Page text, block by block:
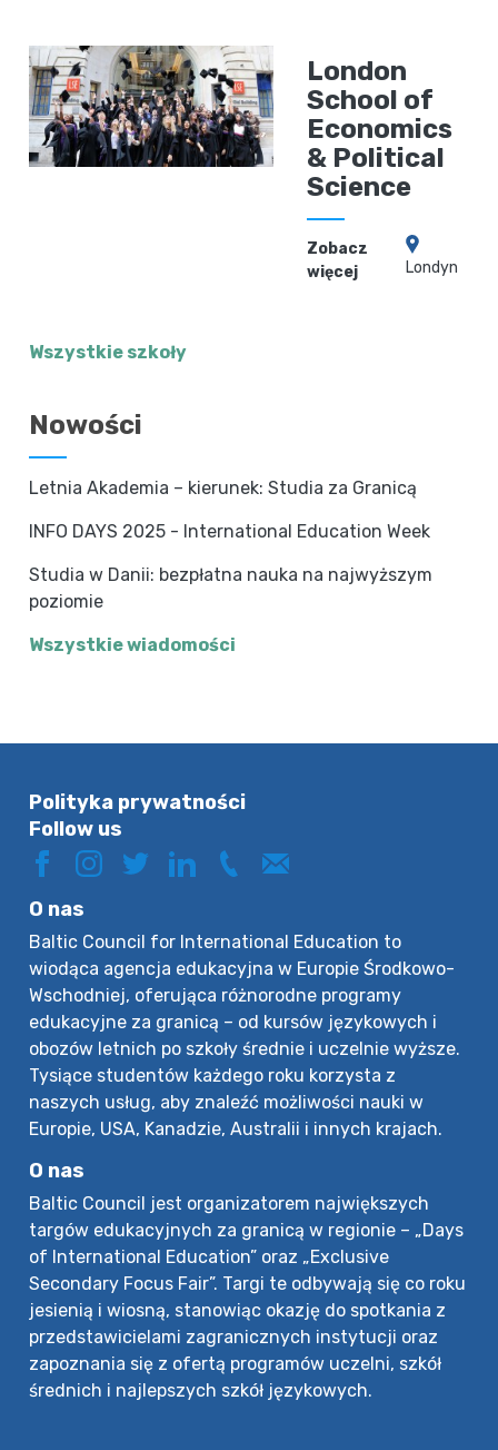
London
School of
Economics
& Political
Science
Zobacz
więcej
Londyn
Wszystkie szkoły
Nowości
Letnia Akademia – kierunek: Studia za Granicą
INFO DAYS 2025 - International Education Week
Studia w Danii: bezpłatna nauka na najwyższym
poziomie
Wszystkie wiadomości
Polityka prywatności
Follow us
O nas
Baltic Council for International Education to
wiodąca agencja edukacyjna w Europie Środkowo-
Wschodniej, oferująca różnorodne programy
edukacyjne za granicą – od kursów językowych i
obozów letnich po szkoły średnie i uczelnie wyższe.
Tysiące studentów każdego roku korzysta z
naszych usług, aby znaleźć możliwości nauki w
Europie, USA, Kanadzie, Australii i innych krajach.
O nas
Baltic Council jest organizatorem największych
targów edukacyjnych za granicą w regionie – „Days
of International Education” oraz „Exclusive
Secondary Focus Fair”. Targi te odbywają się co roku
jesienią i wiosną, stanowiąc okazję do spotkania z
przedstawicielami zagranicznych instytucji oraz
zapoznania się z ofertą programów uczelni, szkół
średnich i najlepszych szkół językowych.